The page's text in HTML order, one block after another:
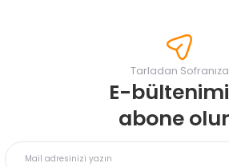
Görüş ve önerileriniz için teşekkür ederiz.
Ürün resmi kalitesiz, bozuk veya
Ürün bilgilerinde hatalar bulunuyor.
Tarladan Sofranıza
E-
abone